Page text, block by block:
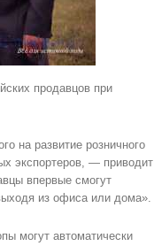
продавцов при
на развитие розничного
экспортеров, — приводит
впервые смогут
из офиса или дома».
могут автоматически